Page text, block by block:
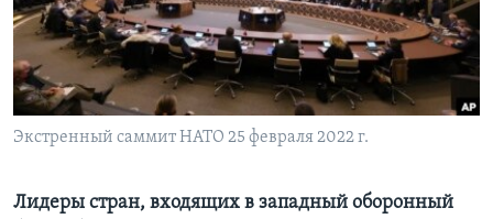
Learning English
СОЦИАЛЬНЫЕ СЕТИ
Языки
Экстренный саммит НАТО 25 февраля 2022 г.
Лидеры стран, входящих в западный оборонный